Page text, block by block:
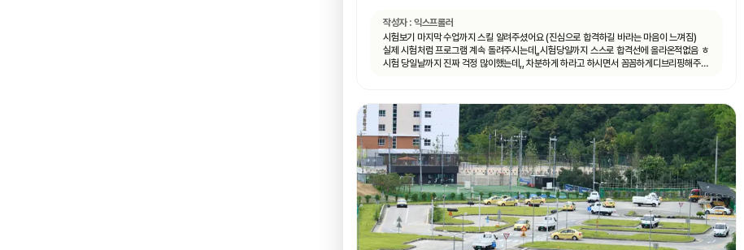
작성자 : 익스프롤러
시험보기 마지막 수업까지 스킬 알려주셨어요 (진심으로 합격하길 바라는 마음이 느껴짐)
실제 시험처럼 프로그램 계속 돌려주시는데,,시험당일까지 스스로 합격선에 올라온적없음 ㅎ
시험 당일날까지 진짜 걱정 많이했는데,, 차분하게 하라고 하시면서 꼼꼼하게디브리핑해주심